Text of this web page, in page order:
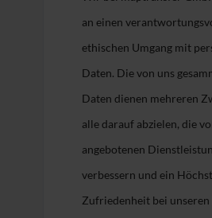
an einen
ethischen Umgang mit
Daten. Die von uns
Daten dienen mehreren
alle darauf abzielen, die
angebotenen
verbessern und ein
Zufriedenheit bei unseren